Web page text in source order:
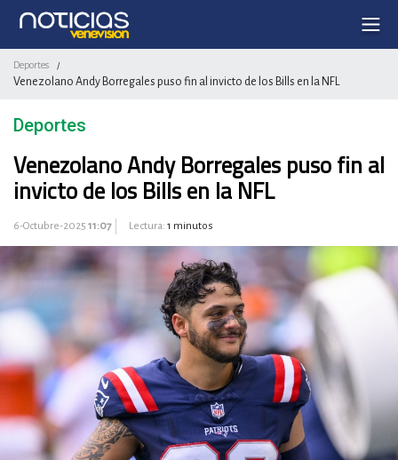
Deportes /
Venezolano Andy Borregales puso fin al invicto de los Bills en la NFL
Deportes
Venezolano Andy Borregales puso fin al
invicto de los Bills en la NFL
6-Octubre-2025 11:07 Lectura: 1 minutos